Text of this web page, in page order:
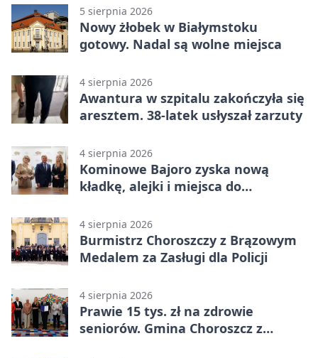
5 sierpnia 2026
Nowy żłobek w Białymstoku
gotowy. Nadal są wolne miejsca
4 sierpnia 2026
Awantura w szpitalu zakończyła się
aresztem. 38-latek usłyszał zarzuty
4 sierpnia 2026
Kominowe Bajoro zyska nową
kładkę, alejki i miejsca do
4 sierpnia 2026
Burmistrz Choroszczy z Brązowym
Medalem za Zasługi dla Policji
4 sierpnia 2026
Prawie 15 tys. zł na zdrowie
seniorów. Gmina Choroszcz z